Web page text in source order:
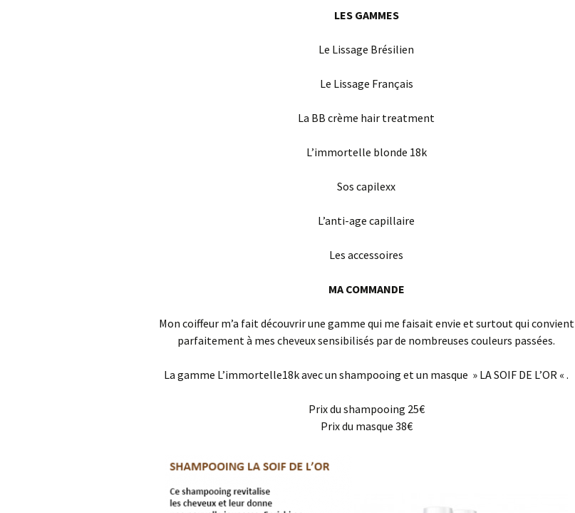
LES GAMMES
Le Lissage Brésilien
Le Lissage Français
La BB crème hair treatment
L’immortelle blonde 18k
Sos capilexx
L’anti-age capillaire
Les accessoires
MA COMMANDE
Mon coiffeur m’a fait découvrir une gamme qui me faisait envie et surtout qui convient
parfaitement à mes cheveux sensibilisés par de nombreuses couleurs passées.
La gamme L’immortelle18k avec un shampooing et un masque » LA SOIF DE L’OR « .
Prix du shampooing 25€
Prix du masque 38€